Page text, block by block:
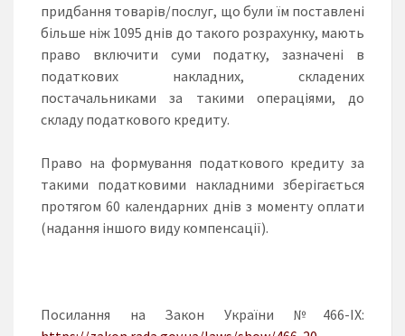
придбання товарів/послуг, що були їм поставлені
більше ніж 1095 днів до такого розрахунку, мають
право включити суми податку, зазначені в
податкових накладних, складених
постачальниками за такими операціями, до
складу податкового кредиту.
Право на формування податкового кредиту за
такими податковими накладними зберігається
протягом 60 календарних днів з моменту оплати
(надання іншого виду компенсації).
Посилання на Закон України №466-ІХ: